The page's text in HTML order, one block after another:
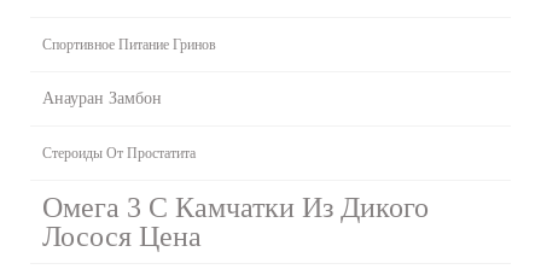
Спортивное Питание Гринов
Анауран Замбон
Стероиды От Простатита
Омега 3 С Камчатки Из Дикого
Лосося Цена